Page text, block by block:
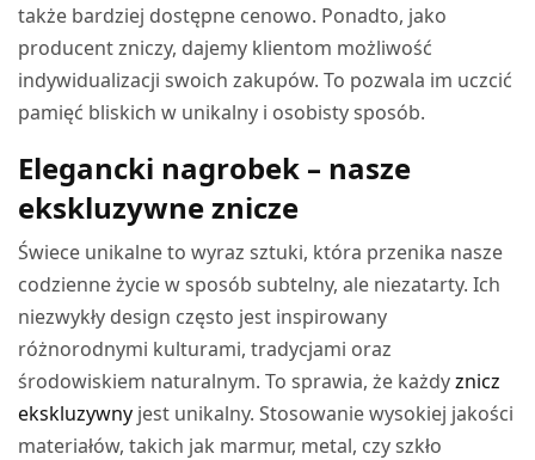
także bardziej dostępne cenowo. Ponadto, jako
producent zniczy, dajemy klientom możliwość
indywidualizacji swoich zakupów. To pozwala im uczcić
pamięć bliskich w unikalny i osobisty sposób.
Elegancki nagrobek – nasze
ekskluzywne znicze
Świece unikalne to wyraz sztuki, która przenika nasze
codzienne życie w sposób subtelny, ale niezatarty. Ich
niezwykły design często jest inspirowany
różnorodnymi kulturami, tradycjami oraz
środowiskiem naturalnym. To sprawia, że każdyznicz
ekskluzywny jest unikalny. Stosowanie wysokiej jakości
materiałów, takich jak marmur, metal, czy szkło